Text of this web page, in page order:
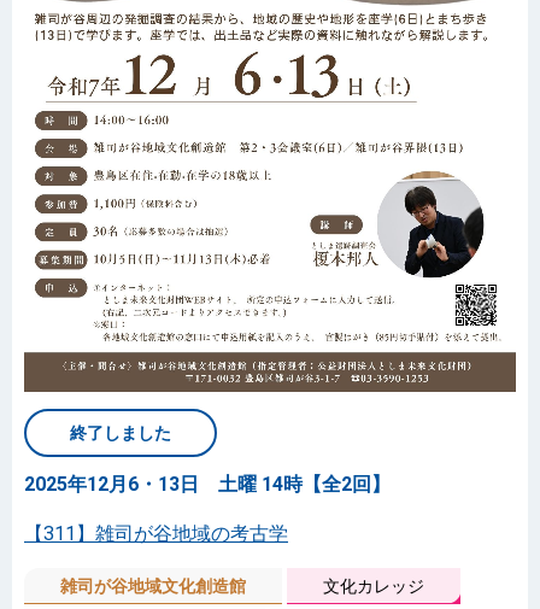
終了しました
2025年12月6・13日 土曜 14時【全2回】
【311】雑司が谷地域の考古学
雑司が谷地域文化創造館 文化カレッジ